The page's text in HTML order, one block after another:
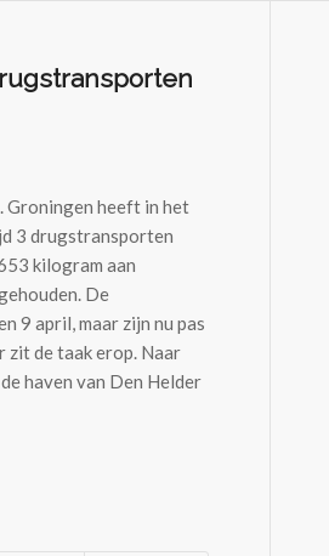
Groningen heeft in het
3 drugstransporten
kilogram aan
De
9 april, maar zijn nu pas
zit de taak erop. Naar
haven van Den Helder